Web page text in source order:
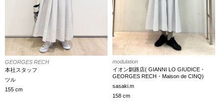
GEORGES RECH
本社スタッフ
ツル
155 cm
modulation
イオン釧路店( GIANNI LO GIUDICE・
GEORGES RECH・Maison de CINQ)
sasaki.m
158 cm